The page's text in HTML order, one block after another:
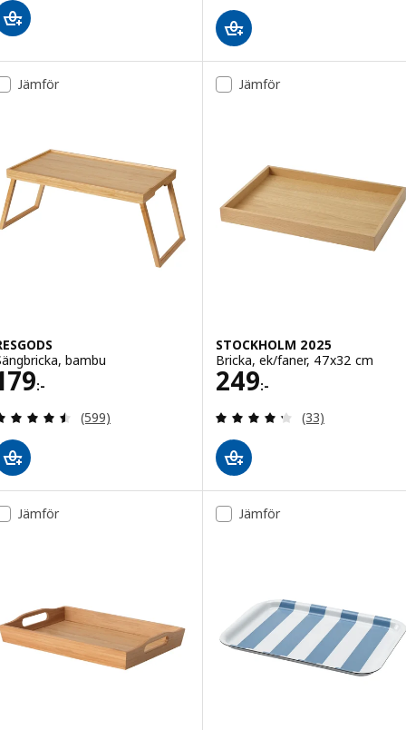
Jämför
bambu
:-
179:-
Recensera: 4.5 utav 5 stjärnor. Totalt antal
(599)
Jämför
STOCKHOLM 2025
Bricka, ek/faner, 47x32 cm
249:-
Pris 249:-
Recensera:
(33)
Jämför Jämför